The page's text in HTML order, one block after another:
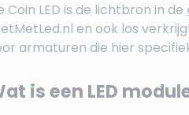
Coin LED is de lichtbron in de
en ook los
armaturen die hier
is een LED